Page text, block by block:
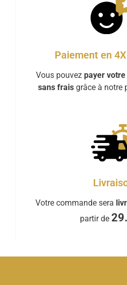
Paiement en
Vous pouvez payer
sans frais grâce à notre
Votre commande sera
partir de